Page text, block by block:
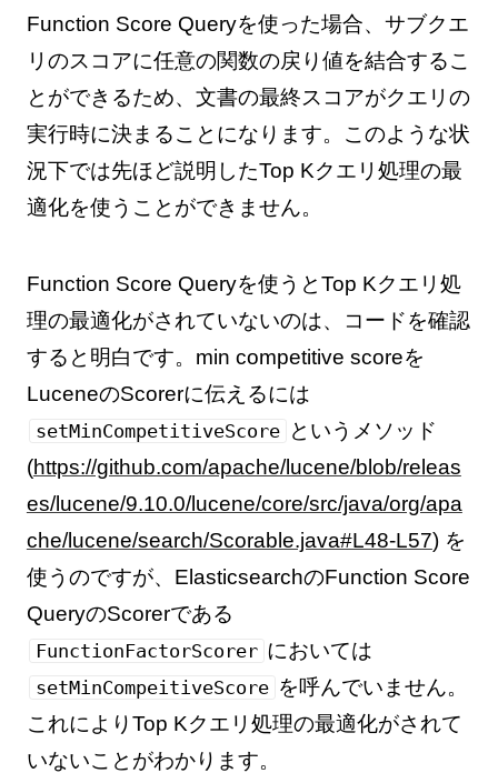
Function Score Queryを使った場合、サブクエ
リのスコアに任意の関数の戻り値を結合するこ
とができるため、文書の最終スコアがクエリの
実行時に決まることになります。このような状
況下では先ほど説明したTop Kクエリ処理の最
適化を使うことができません。
Function Score Queryを使うとTop Kクエリ処
理の最適化がされていないのは、コードを確認
すると明白です。min competitive scoreを
LuceneのScorerに伝えるには
setMinCompetitiveScore というメソッド
(https://github.com/apache/lucene/blob/releas
es/lucene/9.10.0/lucene/core/src/java/org/apa
che/lucene/search/Scorable.java#L48-L57) を
使うのですが、ElasticsearchのFunction Score
QueryのScorerである
FunctionFactorScorer においては
setMinCompeitiveScore を呼んでいません。
これによりTop Kクエリ処理の最適化がされて
いないことがわかります。